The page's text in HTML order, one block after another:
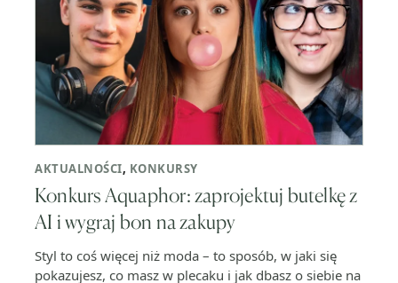
AKTUALNOŚCI, KONKURSY
Konkurs Aquaphor: zaprojektuj butelkę z
AI i wygraj bon na zakupy
Styl to coś więcej niż moda – to sposób, w jaki się
pokazujesz, co masz w plecaku i jak dbasz o siebie na